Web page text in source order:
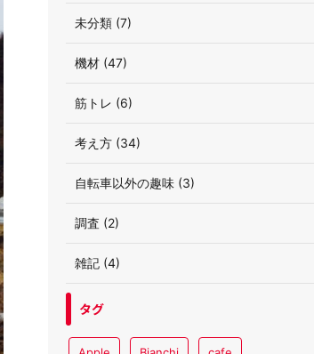
未分類 (7)
機材 (47)
筋トレ (6)
考え方 (34)
自転車以外の趣味 (3)
調査 (2)
雑記 (4)
タグ